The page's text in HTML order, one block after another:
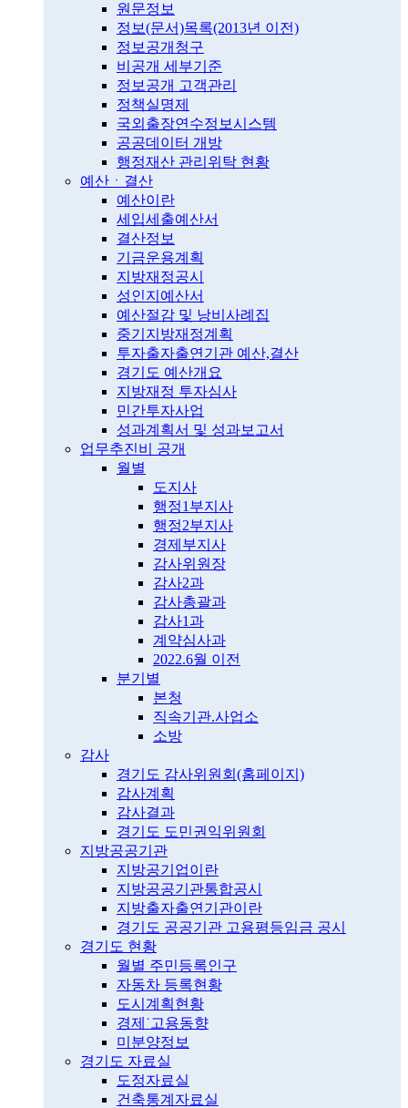
원문정보
정보(문서)목록(2013년 이전)
정보공개청구
비공개 세부기준
정보공개 고객관리
정책실명제
국외출장연수정보시스템
공공데이터 개방
행정재산 관리위탁 현황
예산ㆍ결산
예산이란
세입세출예산서
결산정보
기금운용계획
지방재정공시
성인지예산서
예산절감 및 낭비사례집
중기지방재정계획
투자출자출연기관 예산,결산
경기도 예산개요
지방재정 투자심사
민간투자사업
성과계획서 및 성과보고서
업무추진비 공개
월별
도지사
행정1부지사
행정2부지사
경제부지사
감사위원장
감사2과
감사총괄과
감사1과
계약심사과
2022.6월 이전
분기별
본청
직속기관.사업소
소방
감사
경기도 감사위원회(홈페이지)
감사계획
감사결과
경기도 도민권익위원회
지방공공기관
지방공기업이란
지방공공기관통합공시
지방출자출연기관이란
경기도 공공기관 고용평등임금 공시
경기도 현황
월별 주민등록인구
자동차 등록현황
도시계획현황
경제˙고용동향
미분양정보
경기도 자료실
도정자료실
건축통계자료실